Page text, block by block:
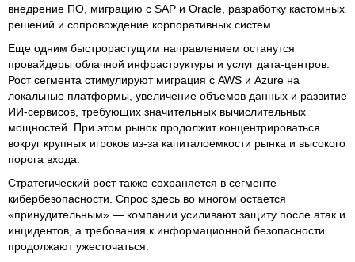
внедрение ПО, миграцию с SAP и Oracle, разработку кастомных
решений и сопровождение корпоративных систем.
Еще одним быстрорастущим направлением останутся
провайдеры облачной инфраструктуры и услуг дата-центров.
Рост сегмента стимулируют миграция с AWS и Azure на
локальные платформы, увеличение объемов данных и развитие
ИИ-сервисов, требующих значительных вычислительных
мощностей. При этом рынок продолжит концентрироваться
вокруг крупных игроков из-за капиталоемкости рынка и высокого
порога входа.
Стратегический рост также сохраняется в сегменте
кибербезопасности. Спрос здесь во многом остается
«принудительным» — компании усиливают защиту после атак и
инцидентов, а требования к информационной безопасности
продолжают ужесточаться.